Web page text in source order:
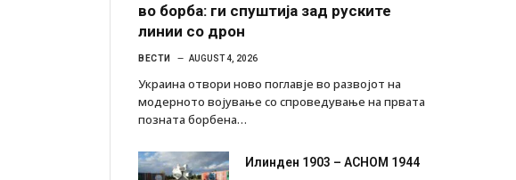
во борба: ги спуштија зад руските
линии со дрон
ВЕСТИ AUGUST 4, 2026
Украина отвори ново поглавје во развојот на
модерното војување со спроведување на првата
позната борбена…
Илинден 1903 – АСНОМ 1944